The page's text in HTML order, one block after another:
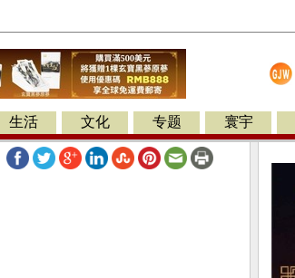
生活 文化 专题 寰宇